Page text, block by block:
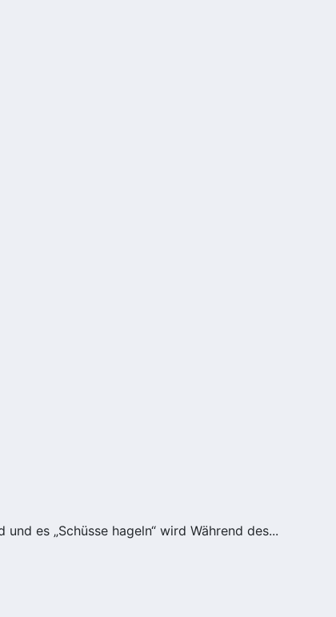
es „Schüsse hageln“ wird Während des...